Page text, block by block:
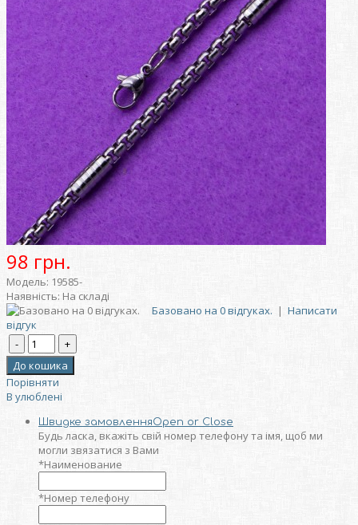
98 грн.
Модель: 19585-
Наявність: На складі
Базовано на 0 відгуках. | Написати
відгук
Порівняти
В улюблені
Швидке замовленняOpen or Close
Будь ласка, вкажіть свій номер телефону та iмя, щоб ми
могли звязатися з Вами
*Наименование
*Номер телефону